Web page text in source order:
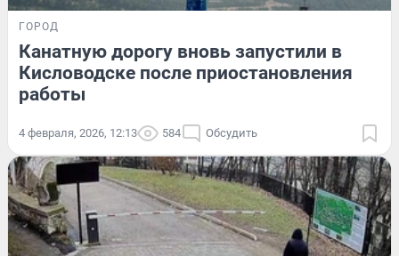
ГОРОД
Канатную дорогу вновь запустили в
Кисловодске после приостановления
работы
4 февраля, 2026, 12:13 584 Обсудить